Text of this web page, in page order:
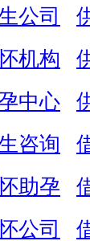
公司
机构
中心
咨询
助孕
公司